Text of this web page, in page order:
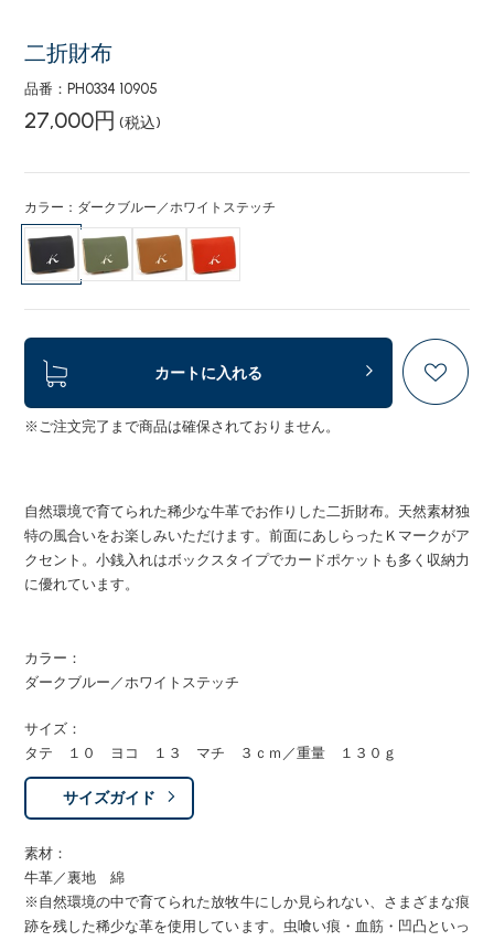
二折財布
品番：PH0334 10905
27,000円 (税込)
カラー：ダークブルー／ホワイトステッチ
カートに入れる
※ご注文完了まで商品は確保されておりません。
自然環境で育てられた稀少な牛革でお作りした二折財布。天然素材独
特の風合いをお楽しみいただけます。前面にあしらったＫマークがア
クセント。小銭入れはボックスタイプでカードポケットも多く収納力
に優れています。
カラー：
ダークブルー／ホワイトステッチ
サイズ：
タテ １０ ヨコ １３ マチ ３ｃｍ／重量 １３０ｇ
サイズガイド
素材：
牛革／裏地 綿
※自然環境の中で育てられた放牧牛にしか見られない、さまざまな痕
跡を残した稀少な革を使用しています。虫喰い痕・血筋・凹凸といっ